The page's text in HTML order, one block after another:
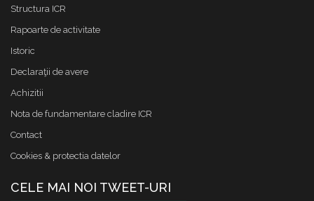
Structura ICR
Rapoarte de activitate
Istoric
Declaraţii de avere
Achizitii
Nota de fundamentare cladire ICR
Contact
Cookies & protectia datelor
CELE MAI NOI TWEET-URI